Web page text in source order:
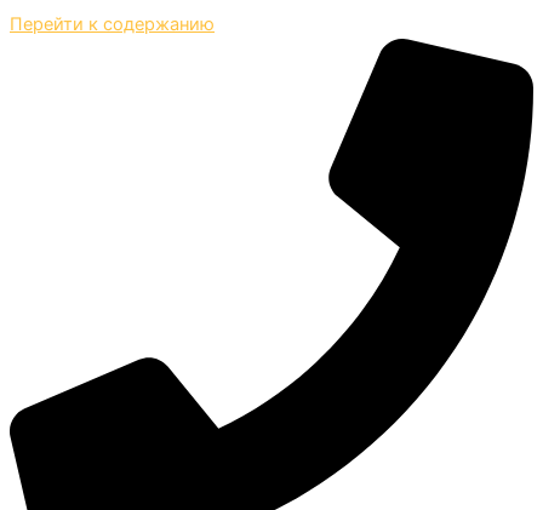
Перейти к содержанию